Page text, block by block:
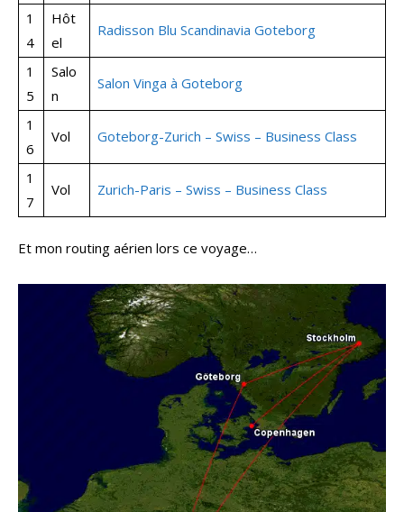
1
4
Hôt
el
Radisson Blu Scandinavia Goteborg
1
5
Salo
n
Salon Vinga à Goteborg
1
6
Vol Goteborg-Zurich – Swiss – Business Class
1
7
Vol Zurich-Paris – Swiss – Business Class
Et mon routing aérien lors ce voyage…